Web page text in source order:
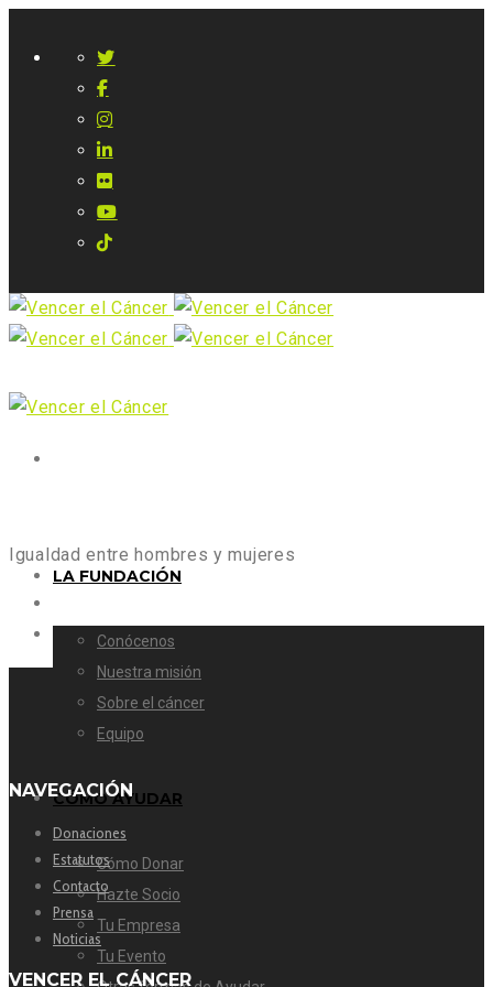
LA FUNDACIÓN
Conócenos
Nuestra misión
Sobre el cáncer
Equipo
CÓMO AYUDAR
Cómo Donar
Hazte Socio
Tu Empresa
Tu Evento
Igualdad entre hombres y mujeres
NAVEGACIÓN
Donaciones
Estatutos
Contacto
Prensa
Noticias
VENCER EL CÁNCER